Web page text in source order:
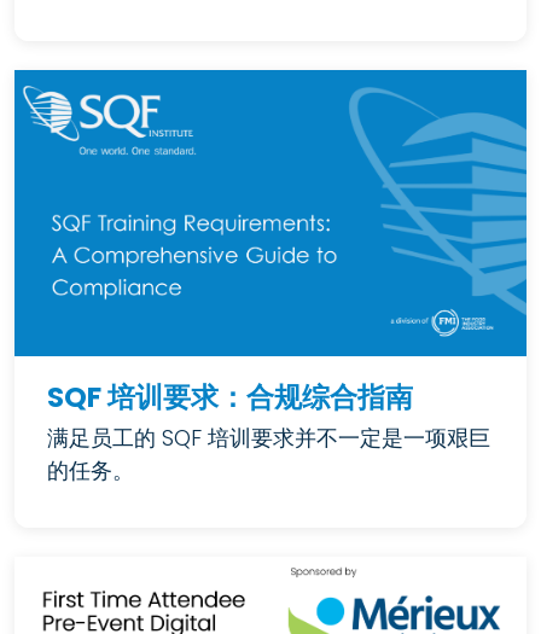
SQF 培训要求：合规综合指南
满足员工的 SQF 培训要求并不一定是一项艰巨
的任务。